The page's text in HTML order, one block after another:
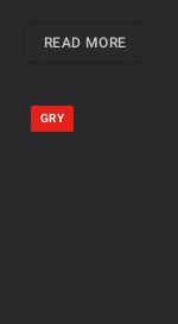
READ MORE
GRY